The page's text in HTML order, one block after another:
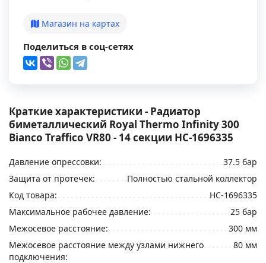
Магазин на картах
Поделиться в соц-сетях
Краткие характеристики - Радиатор
биметаллический Royal Thermo Infinity 300
Bianco Traffico VR80 - 14 секции НС-1696335
Давление опрессовки:
37.5 бар
Защита от протечек:
Полностью стальной коллектор
Код товара:
НС-1696335
Максимальное рабочее давление:
25 бар
Межосевое расстояние:
300 мм
Межосевое расстояние между узлами нижнего
подключения:
80 мм